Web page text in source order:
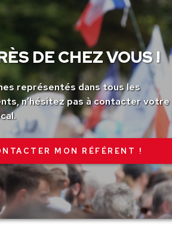
DE CHEZ VOUS !
représentés dans tous les
n’hésitez pas à contacter votre
MON RÉFÉRENT !